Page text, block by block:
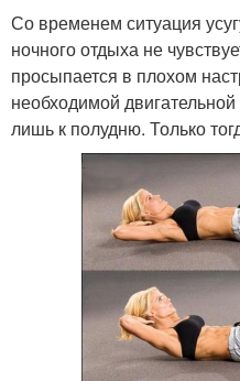
Со временем ситуация
ночного отдыха не
просыпается в плохом
необходимой
лишь к полудню. Только